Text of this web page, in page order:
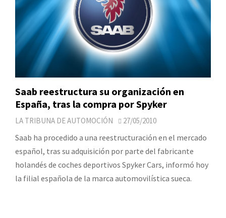
Saab reestructura su organización en
España, tras la compra por Spyker
LA TRIBUNA DE AUTOMOCIÓN 27/05/2010
Saab ha procedido a una reestructuración en el mercado
español, tras su adquisición por parte del fabricante
holandés de coches deportivos Spyker Cars, informó hoy
la filial española de la marca automovilística sueca.